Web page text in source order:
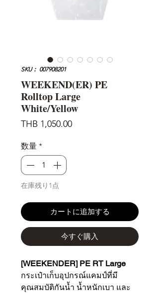
SKU： 007908201
WEEKEND(ER) PE
Rolltop Large
White/Yellow
THB 1,050.00価
数量 *
在庫残り1点
カートに追加する
今すぐ購入
[WEEKENDER] PE RT Large
กระเป๋าเก็บอุปกรณ์แคมป์ที่มี
คุณสมบัติกันน้ำ น้ำหนักเบา และ